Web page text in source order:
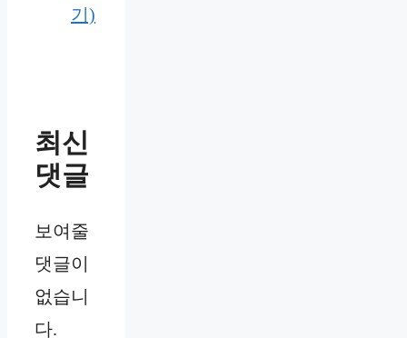
기)
최신
댓글
보여줄
댓글이
없습니
다.